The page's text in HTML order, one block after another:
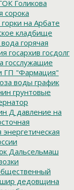
Голикова
сорока
горки на Арбате
кладбище
вода горячая
госархив госдолг
госслужащие
ГП "Фармация"
воды график
грунтовые
Д давление на
Дальсельмаш
дедовщина